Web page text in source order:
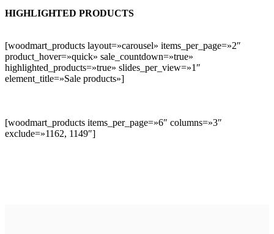
HIGHLIGHTED PRODUCTS
[woodmart_products layout=»carousel» items_per_page=»2″
product_hover=»quick» sale_countdown=»true»
highlighted_products=»true» slides_per_view=»1″
element_title=»Sale products»]
[woodmart_products items_per_page=»6″ columns=»3″
exclude=»1162, 1149″]